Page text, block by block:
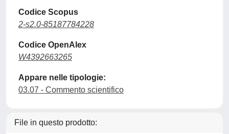
Codice Scopus
2-s2.0-85187784228
Codice OpenAlex
W4392663265
Appare nelle tipologie:
03.07 - Commento scientifico
File in questo prodotto: